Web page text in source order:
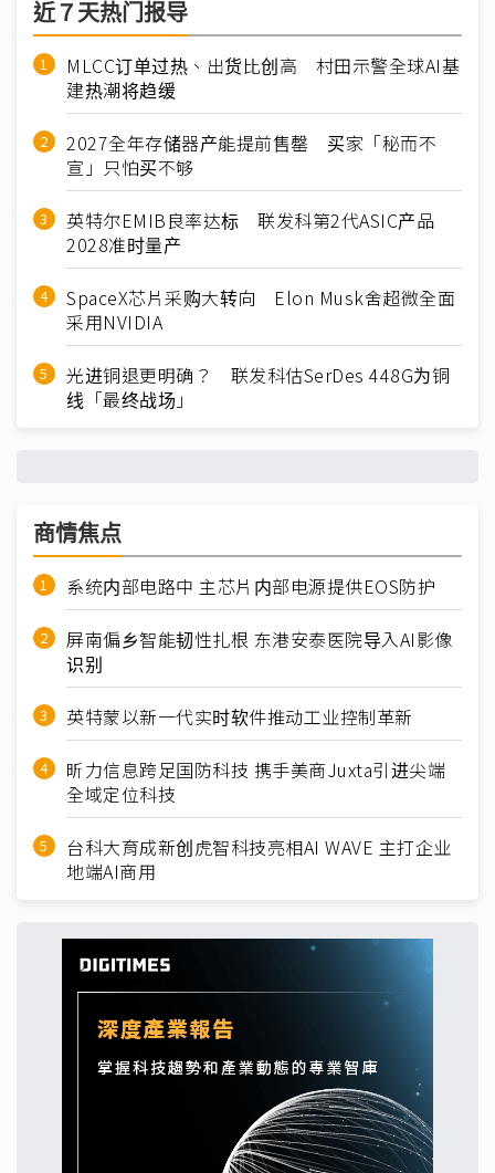
近７天热门报导
MLCC订单过热、出货比创高 村田示警全球AI基
建热潮将趋缓
2027全年存储器产能提前售罄 买家「秘而不
宣」只怕买不够
英特尔EMIB良率达标 联发科第2代ASIC产品
2028准时量产
SpaceX芯片采购大转向 Elon Musk舍超微全面
采用NVIDIA
光进铜退更明确？ 联发科估SerDes 448G为铜
线「最终战场」
商情焦点
系统内部电路中 主芯片内部电源提供EOS防护
屏南偏乡智能韧性扎根 东港安泰医院导入AI影像
识别
英特蒙以新一代实时软件推动工业控制革新
昕力信息跨足国防科技 携手美商Juxta引进尖端
全域定位科技
台科大育成新创虎智科技亮相AI WAVE 主打企业
地端AI商用